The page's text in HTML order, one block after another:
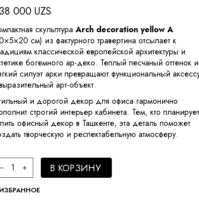
000 UZS
скульптура Arch decoration yellow A
см) из фактурного травертина отсылает к
классической европейской архитектуры и
богемного ар-деко. Теплый песчаный оттенок и
силуэт арки превращают функциональный
арт-объект.
и дорогой декор для офиса гармонично
строгий интерьер кабинета. Тем, кто планирует
офисный декор в Ташкенте, эта деталь поможет
творческую и респектабельную атмосферу.
decoration yellow A quantity
В КОРЗИНУ